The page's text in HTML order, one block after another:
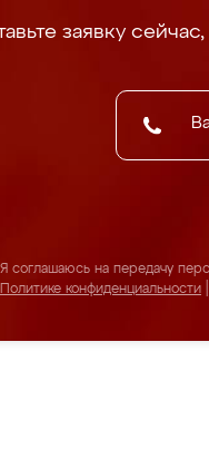
заявку
Я соглашаюсь на передачу
Политике конфиденциальности